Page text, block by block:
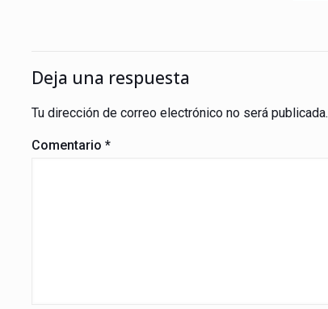
Deja una respuesta
Tu dirección de correo electrónico no será publicada.
Comentario *